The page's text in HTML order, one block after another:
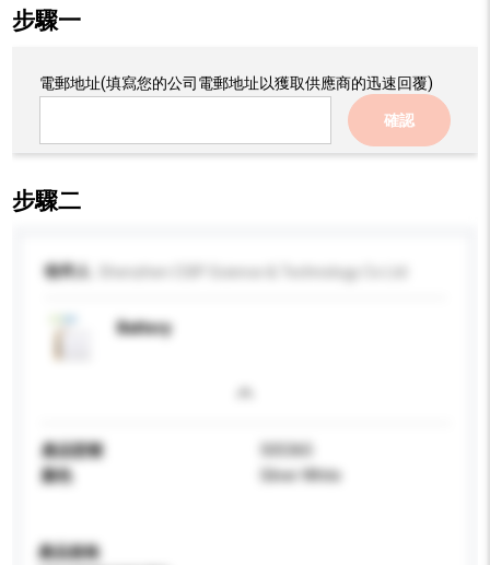
步驟一
電郵地址(填寫您的公司電郵地址以獲取供應商的迅速回覆)
確認
步驟二
收件人
Battery
產品型號
505365
顏色
Silver White
產品規格